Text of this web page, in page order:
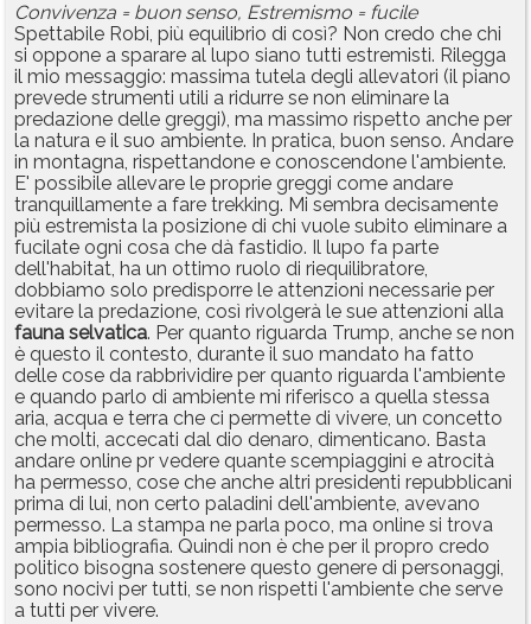
Convivenza = buon senso, Estremismo = fucile
Spettabile Robi, più equilibrio di così? Non credo che chi
si oppone a sparare al lupo siano tutti estremisti. Rilegga
il mio messaggio: massima tutela degli allevatori (il piano
prevede strumenti utili a ridurre se non eliminare la
predazione delle greggi), ma massimo rispetto anche per
la natura e il suo ambiente. In pratica, buon senso. Andare
in montagna, rispettandone e conoscendone l'ambiente.
E' possibile allevare le proprie greggi come andare
tranquillamente a fare trekking. Mi sembra decisamente
più estremista la posizione di chi vuole subito eliminare a
fucilate ogni cosa che dà fastidio. Il lupo fa parte
dell'habitat, ha un ottimo ruolo di riequilibratore,
dobbiamo solo predisporre le attenzioni necessarie per
evitare la predazione, così rivolgerà le sue attenzioni alla
fauna selvatica. Per quanto riguarda Trump, anche se non
è questo il contesto, durante il suo mandato ha fatto
delle cose da rabbrividire per quanto riguarda l'ambiente
e quando parlo di ambiente mi riferisco a quella stessa
aria, acqua e terra che ci permette di vivere, un concetto
che molti, accecati dal dio denaro, dimenticano. Basta
andare online pr vedere quante scempiaggini e atrocità
ha permesso, cose che anche altri presidenti repubblicani
prima di lui, non certo paladini dell'ambiente, avevano
permesso. La stampa ne parla poco, ma online si trova
ampia bibliografia. Quindi non è che per il propro credo
politico bisogna sostenere questo genere di personaggi,
sono nocivi per tutti, se non rispetti l'ambiente che serve
a tutti per vivere.